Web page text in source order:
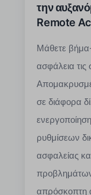
την
Remote
Μάθετε
ασφάλεια
σε διάφορα
ρυθμίσεων
ασφαλείας
προβλημάτων
απρόσκοπτη